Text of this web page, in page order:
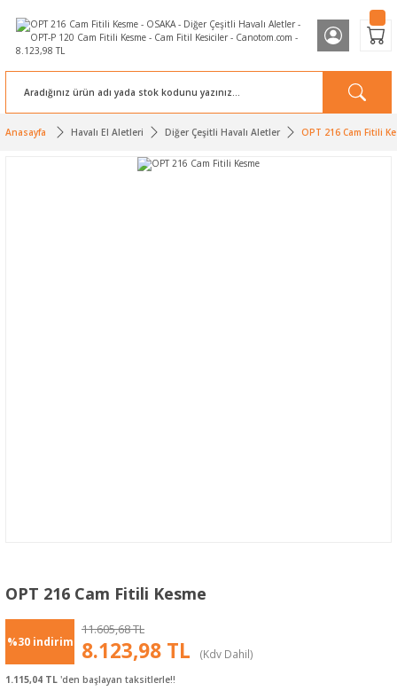
Anasayfa Havalı El Aletleri Diğer Çeşitli Havalı Aletler OPT 216 Cam Fitili
OPT 216 Cam Fitili Kesme
%30 indirim
11.605,68 TL
8.123,98 TL (Kdv Dahil)
1.115,04 TL 'den başlayan taksitlerle!!